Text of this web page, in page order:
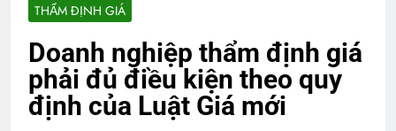
THẨM ĐỊNH GIÁ
Doanh nghiệp thẩm định giá
phải đủ điều kiện theo quy
định của Luật Giá mới